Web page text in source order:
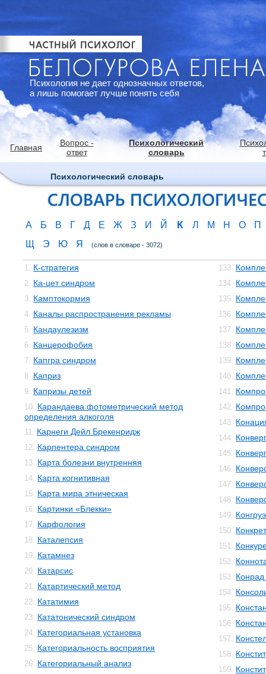
Психология не дает однозначных ответов,
а лишь помогает лучше понять себя
Главная
Вопрос -
ответ
Психологический
словарь
Психологический словарь
А Б В Г Д Е Ж З И Й К Л М Н О
П
Щ
Э Ю Я (слов в словаре - 3072)
1. К-стратегия
2. Ка-цет синдром
3. Камптокормия
4. Каналы распространения рекламы
5. Кандаулезизм
6. Канцерофобия
7. Капгра синдром
8. Каприз
9. Капризы детей
10. Карандаева фотометрический метод
определения алкоголя
11. Карнеги Дейл Брекенридж
12. Карпентера синдром
13. Карта болезни внутренняя
14. Карта когнитивная
15. Карта мира этническая
16. Картинки «Блекки»
17. Карфология
18. Каталепсия
19. Катамнез
20. Катарсис
21. Катартический метод
22. Кататимия
23. Кататонический синдром
24. Категориальная установка
25. Категориальность восприятия
26. Категориальный анализ
133.
134.
135.
136.
137.
138.
139.
140.
141.
142.
143.
144.
145.
146.
147.
148.
149.
150.
151.
152.
153.
154.
155.
156.
157.
158.
159.